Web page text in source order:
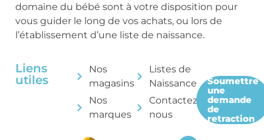
domaine du bébé sont à votre disposition pour
vous guider le long de vos achats, ou lors de
l’établissement d’une liste de naissance.
Liens
utiles
Nos
magasins
Nos
marques
Listes de
Naissance
Contactez-
nous
Soumettre
une
demande
de
retraction